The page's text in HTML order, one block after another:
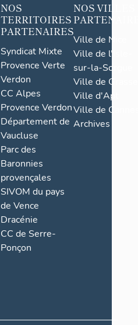
NOS
TERRITOIRES
PARTENAIRES
Syndicat Mixte
Provence Verte
Verdon
CC Alpes
Provence Verdon
Département de
Vaucluse
Parc des
Baronnies
provençales
SIVOM du pays
de Vence
Dracénie
CC de Serre-
Ponçon
NOS VILLES
Ville de Nice
Ville de l'Isle-
sur-la-Sorgue
Ville de Grasse
Ville d'Apt
Ville de
Archives